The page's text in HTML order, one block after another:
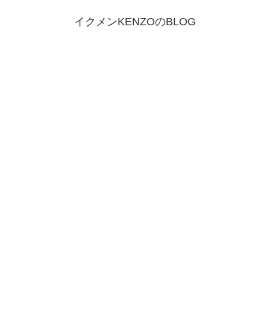
イクメンKENZOのBLOG